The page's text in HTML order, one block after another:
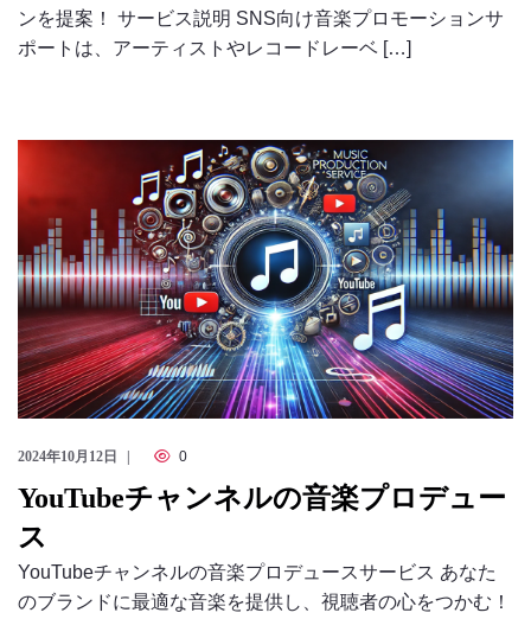
ンを提案！ サービス説明 SNS向け音楽プロモーションサ
ポートは、アーティストやレコードレーベ […]
2024年10月12日 0
YouTubeチャンネルの音楽プロデュー
ス
YouTubeチャンネルの音楽プロデュースサービス あなた
のブランドに最適な音楽を提供し、視聴者の心をつかむ！